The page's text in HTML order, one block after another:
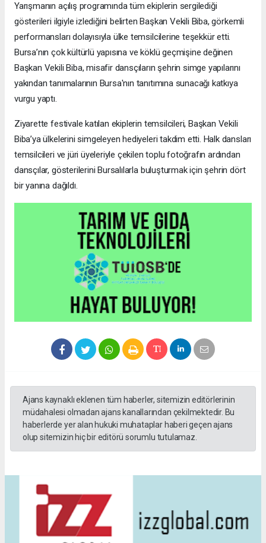
Yarışmanın açılış programında tüm ekiplerin sergilediği
gösterileri ilgiyle izlediğini belirten Başkan Vekili Biba, görkemli
performansları dolayısıyla ülke temsilcilerine teşekkür etti.
Bursa’nın çok kültürlü yapısına ve köklü geçmişine değinen
Başkan Vekili Biba, misafir dansçıların şehrin simge yapılarını
yakından tanımalarının Bursa'nın tanıtımına sunacağı katkıya
vurgu yaptı.
Ziyarette festivale katılan ekiplerin temsilcileri, Başkan Vekili
Biba’ya ülkelerini simgeleyen hediyeleri takdim etti. Halk dansları
temsilcileri ve jüri üyeleriyle çekilen toplu fotoğrafın ardından
dansçılar, gösterilerini Bursalılarla buluşturmak için şehrin dört
bir yanına dağıldı.
Ajans kaynaklı eklenen tüm haberler, sitemizin editörlerinin
müdahalesi olmadan ajans kanallarından çekilmektedir. Bu
haberlerde yer alan hukuki muhataplar haberi geçen ajans
olup sitemizin hiç bir editörü sorumlu tutulamaz.